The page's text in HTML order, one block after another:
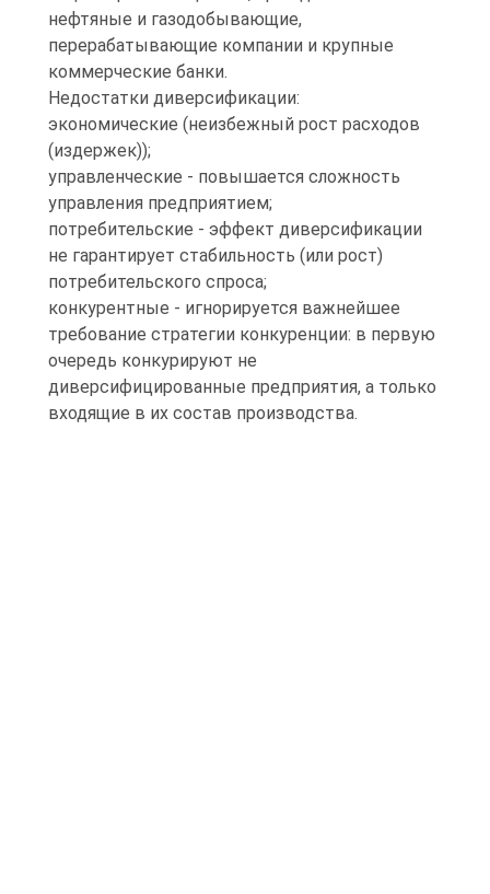
нефтяные и газодобывающие,
перерабатывающие компании и крупные
коммерческие банки.
Недостатки диверсификации:
экономические (неизбежный рост расходов
(издержек));
управленческие - повышается сложность
управления предприятием;
потребительские - эффект диверсификации
не гарантирует стабильность (или рост)
потребительского спроса;
конкурентные - игнорируется важнейшее
требование стратегии конкуренции: в первую
очередь конкурируют не
диверсифицированные предприятия, а только
входящие в их состав производства.